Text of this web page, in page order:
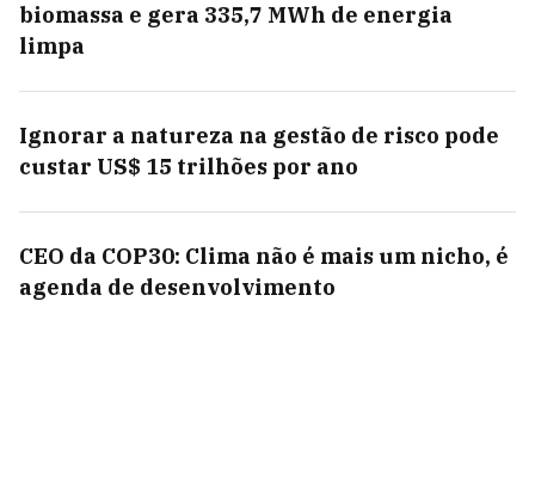
biomassa e gera 335,7 MWh de energia
limpa
Ignorar a natureza na gestão de risco pode
custar US$ 15 trilhões por ano
CEO da COP30: Clima não é mais um nicho, é
agenda de desenvolvimento